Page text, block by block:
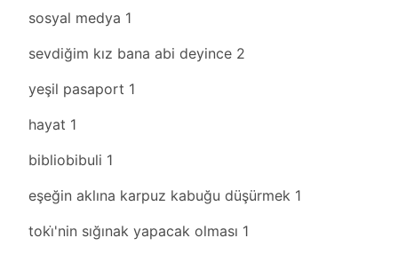
sosyal medya 1
sevdiğim kız bana abi deyince 2
yeşil pasaport 1
hayat 1
bibliobibuli 1
eşeğin aklına karpuz kabuğu düşürmek 1
toki̇'nin sığınak yapacak olması 1